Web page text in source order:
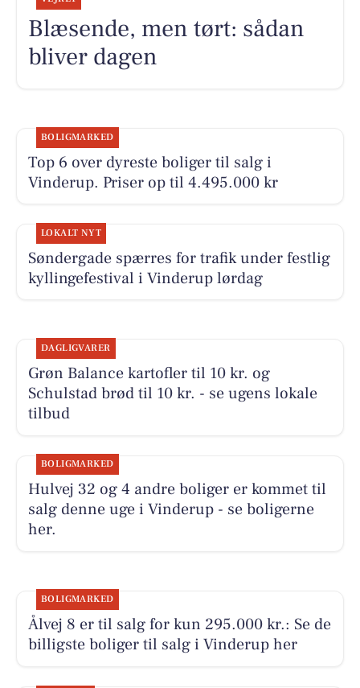
Blæsende, men tørt: sådan
bliver dagen
BOLIGMARKED
Top 6 over dyreste boliger til salg i
Vinderup. Priser op til 4.495.000 kr
LOKALT NYT
Søndergade spærres for trafik under festlig
kyllingefestival i Vinderup lørdag
DAGLIGVARER
Grøn Balance kartofler til 10 kr. og
Schulstad brød til 10 kr. - se ugens lokale
tilbud
BOLIGMARKED
Hulvej 32 og 4 andre boliger er kommet til
salg denne uge i Vinderup - se boligerne
her.
BOLIGMARKED
Ålvej 8 er til salg for kun 295.000 kr.: Se de
billigste boliger til salg i Vinderup her